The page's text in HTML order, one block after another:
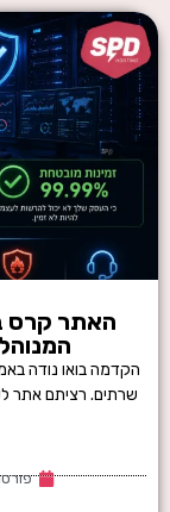
הקדמה בואו נודה
שרתים. רציתם אתר